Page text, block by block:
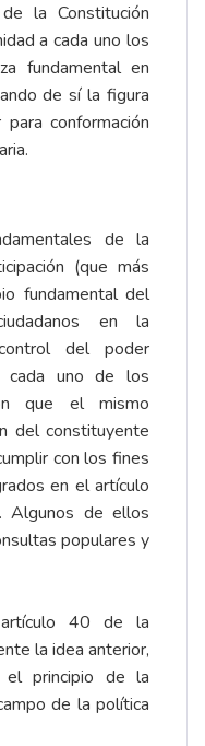
la Constitución
a cada uno los
fundamental en
de sí la figura
conformación
de la
(que más
fundamental del
en la
del poder
cada uno de los
que el mismo
del constituyente
con los fines
en el artículo
Algunos de ellos
populares y
40 de la
la idea anterior,
el principio de la
de la política